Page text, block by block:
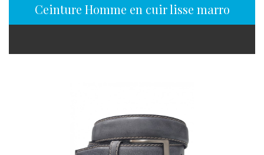
Ceinture Homme en cuir lisse marron